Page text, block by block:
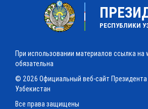
РЕСПУБЛИКИ
При использовании материалов ссылка на
обязательна
© 2026 Официальный веб-сайт Президента
Узбекистан
Все права защищены